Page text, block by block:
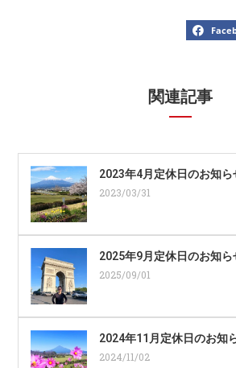
関連記事
2023年4月定休日のお知ら
2023/03/31
2025年9月定休日のお知ら
2025/09/01
2024年11月定休日のお知
2024/11/02